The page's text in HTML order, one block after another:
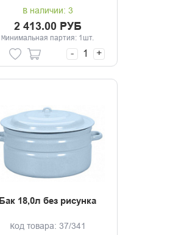
В наличии: 3
2 413.00 РУБ
Минимальная партия: 1шт.
- +
Бак 18,0л без рисунка
Код товара: 37/341